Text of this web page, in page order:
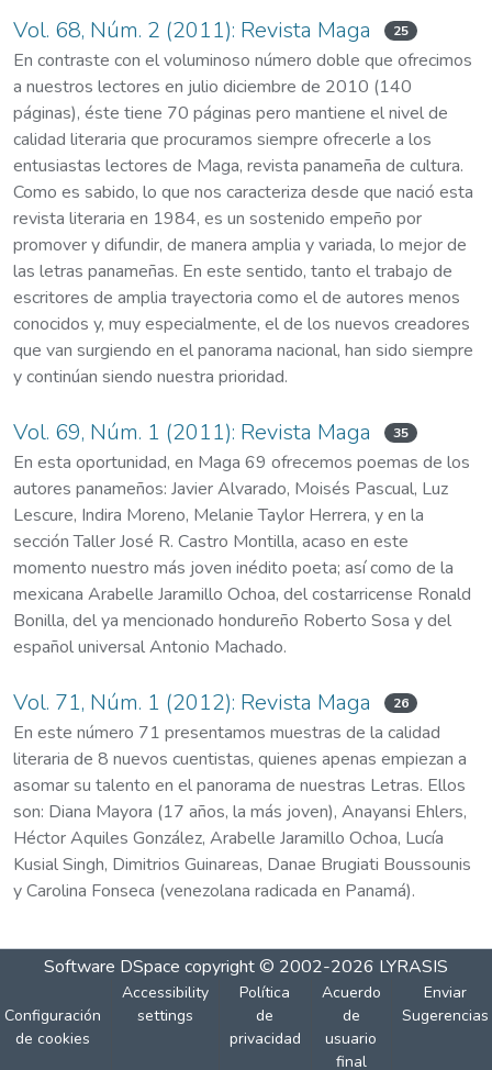
Vol. 68, Núm. 2 (2011): Revista Maga 25
En contraste con el voluminoso número doble que ofrecimos
a nuestros lectores en julio diciembre de 2010 (140
páginas), éste tiene 70 páginas pero mantiene el nivel de
calidad literaria que procuramos siempre ofrecerle a los
entusiastas lectores de Maga, revista panameña de cultura.
Como es sabido, lo que nos caracteriza desde que nació esta
revista literaria en 1984, es un sostenido empeño por
promover y difundir, de manera amplia y variada, lo mejor de
las letras panameñas. En este sentido, tanto el trabajo de
escritores de amplia trayectoria como el de autores menos
conocidos y, muy especialmente, el de los nuevos creadores
que van surgiendo en el panorama nacional, han sido siempre
y continúan siendo nuestra prioridad.
Vol. 69, Núm. 1 (2011): Revista Maga 35
En esta oportunidad, en Maga 69 ofrecemos poemas de los
autores panameños: Javier Alvarado, Moisés Pascual, Luz
Lescure, Indira Moreno, Melanie Taylor Herrera, y en la
sección Taller José R. Castro Montilla, acaso en este
momento nuestro más joven inédito poeta; así como de la
mexicana Arabelle Jaramillo Ochoa, del costarricense Ronald
Bonilla, del ya mencionado hondureño Roberto Sosa y del
español universal Antonio Machado.
Vol. 71, Núm. 1 (2012): Revista Maga 26
En este número 71 presentamos muestras de la calidad
literaria de 8 nuevos cuentistas, quienes apenas empiezan a
asomar su talento en el panorama de nuestras Letras. Ellos
son: Diana Mayora (17 años, la más joven), Anayansi Ehlers,
Héctor Aquiles González, Arabelle Jaramillo Ochoa, Lucía
Kusial Singh, Dimitrios Guinareas, Danae Brugiati Boussounis
y Carolina Fonseca (venezolana radicada en Panamá).
Software DSpace copyright © 2002-2026 LYRASIS
Configuración
de cookies
Accessibility
settings
Política
de
privacidad
Acuerdo
de
usuario
final
Enviar
Sugerencias